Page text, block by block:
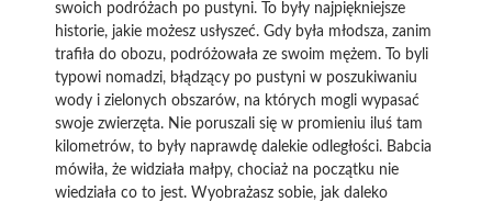
swoich podróżach po pustyni. To były najpiękniejsze
historie, jakie możesz usłyszeć. Gdy była młodsza, zanim
trafiła do obozu, podróżowała ze swoim mężem. To byli
typowi nomadzi, błądzący po pustyni w poszukiwaniu
wody i zielonych obszarów, na których mogli wypasać
swoje zwierzęta. Nie poruszali się w promieniu iluś tam
kilometrów, to były naprawdę dalekie odległości. Babcia
mówiła, że widziała małpy, chociaż na początku nie
wiedziała co to jest. Wyobrażasz sobie, jak daleko